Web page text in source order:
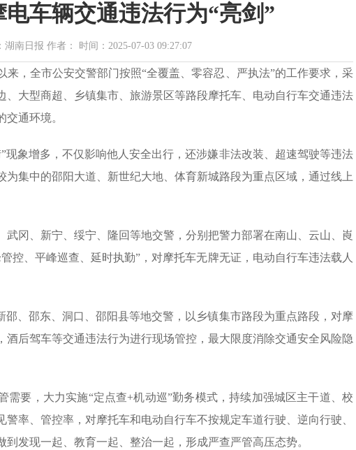
车辆交通违法行为“亮剑”
南日报 作者： 时间：2025-07-03 09:27:07
来，全市公安交警部门按照“全覆盖、零容忍、严执法”的工作要求，采
、大型商超、乡镇集市、旅游景区等路段摩托车、电动自行车交通违法
通环境。
现象增多，不仅影响他人安全出行，还涉嫌非法改装、超速驾驶等违法
集中的邵阳大道、新世纪大地、体育新城路段为重点区域，通过线上
武冈、新宁、绥宁、隆回等地交警，分别把警力部署在南山、云山、崀
控、平峰巡查、延时执勤”，对摩托车无牌无证，电动自行车违法载人
邵、邵东、洞口、邵阳县等地交警，以乡镇集市路段为重点路段，对摩
后驾车等交通违法行为进行现场管控，最大限度消除交通安全风险隐
需要，大力实施“定点查+机动巡”勤务模式，持续加强城区主干道、校
率、管控率，对摩托车和电动自行车不按规定车道行驶、逆向行驶、
发现一起、教育一起、整治一起，形成严查严管高压态势。